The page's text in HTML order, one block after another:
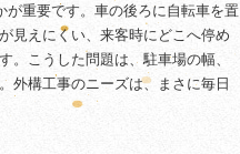
が重要です。車の後ろに自転車を置
見えにくい、来客時にどこへ停め
こうした問題は、駐車場の幅、
外構工事のニーズは、まさに毎日